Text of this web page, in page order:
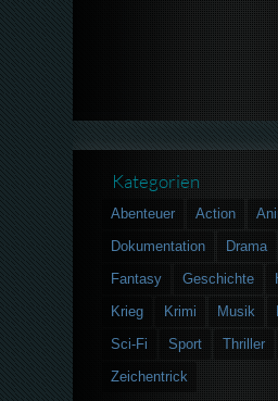
Kategorien
Abenteuer Action
Dokumentation
Drama
Fantasy
Geschichte
Krieg
Krimi Musik
Sci-Fi
Sport Thriller
Zeichentrick